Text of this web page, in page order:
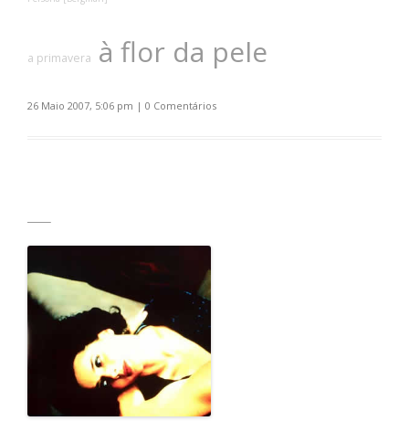
a primavera à flor da pele
26 Maio 2007, 5:06 pm | 0 Comentários